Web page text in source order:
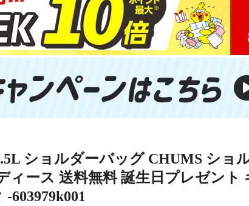
ショルダーバッグ CHUMS ショ
ィース 送料無料 誕生日プレゼント
603979k001